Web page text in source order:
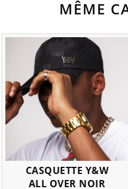
MÊME
CASQUETTE Y&W
ALL OVER NOIR